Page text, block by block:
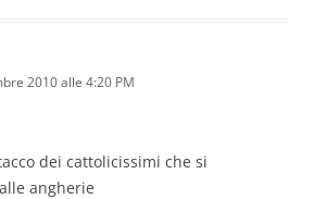
2010 alle 4:20 PM
dei cattolicissimi che si
angherie